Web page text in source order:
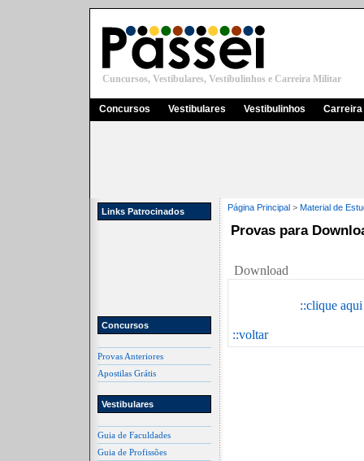
Cuncursos, Vestibulares, Vestibulinhos e Carreira Militar
Concursos Vestibulares Vestibulinhos
Links Patrocinados
Concursos
Provas Anteriores
Apostilas Grátis
Vestibulares
Guia de Faculdades
Guia de Profissões
Página Principal > Material de
Provas para
Download
::clique
::voltar